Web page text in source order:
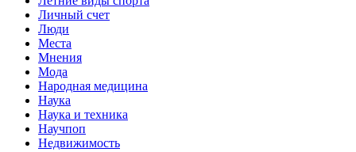
Личный счет
Люди
Места
Мнения
Мода
Народная медицина
Наука
Наука и техника
Научпоп
Недвижимость